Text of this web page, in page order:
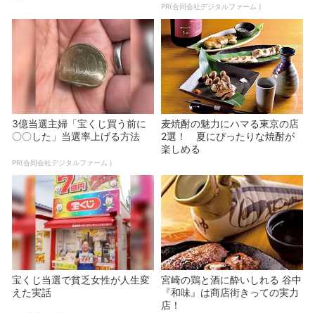
PR(合同会社デジタルファーム )
3億当選主婦「宝くじ買う前に
〇〇した」当選率上げる方法
PR(合同会社デジタルファーム )
麦焼酎の魅力にハマる東京の店
2選！ 夏にぴったりな焼酎が
楽しめる
宝くじ当選で貧乏女性が人生変
えた実話
宮崎の鶏と酒に酔いしれる 谷中
『和味』は商店街きっての実力
店！